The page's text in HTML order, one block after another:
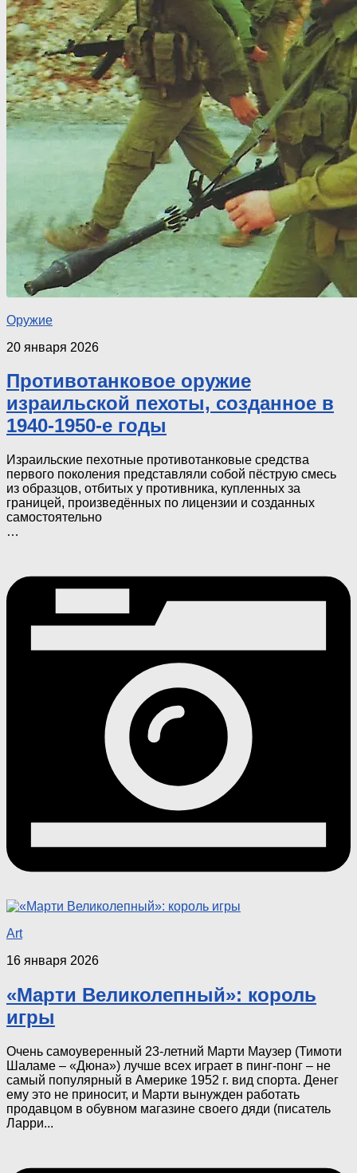
Оружие
20 января 2026
Противотанковое оружие
израильской пехоты, созданное в
1940-1950-е годы
Израильские пехотные противотанковые средства
первого поколения представляли собой пёструю смесь
из образцов, отбитых у противника, купленных за
границей, произведённых по лицензии и созданных
самостоятельно
…
Art
16 января 2026
«Марти Великолепный»: король
игры
Очень самоуверенный 23-летний Марти Маузер (Тимоти
Шаламе – «Дюна») лучше всех играет в пинг-понг – не
самый популярный в Америке 1952 г. вид спорта. Денег
ему это не приносит, и Марти вынужден работать
продавцом в обувном магазине своего дяди (писатель
Ларри...